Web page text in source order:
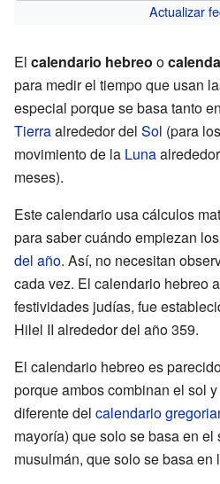
Actualizar
El calendario hebreo o
para medir el tiempo que usan
especial porque se basa tanto
Tierraalrededor del Sol (para
movimiento de la Luna
meses).
Este calendario usa cálculos
para saber cuándo empiezan
del año. Así, no necesitan
cada vez. El calendario hebreo
festividades judías, fue
Hilel II alrededor del año 359.
El calendario hebreo es
porque ambos combinan el sol
diferente del calendario
mayoría) que solo se basa en
musulmán, que solo se basa en